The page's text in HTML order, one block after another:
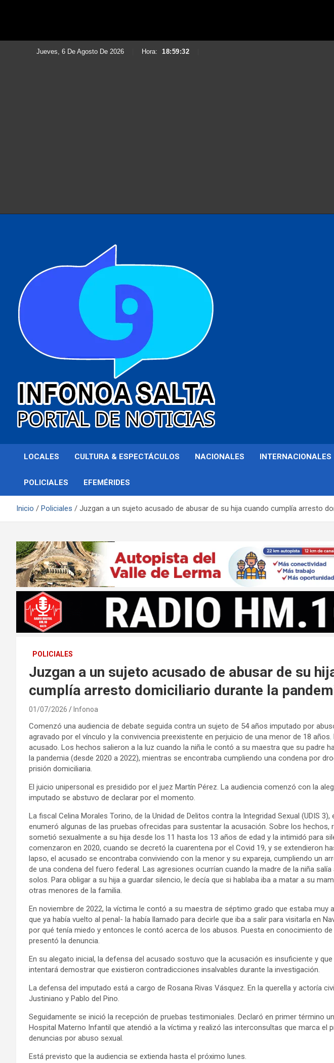
Jueves, 6 De Agosto De 2026 Hora: 18:59:34
Infonoa Salta
LOCALES CULTURA & ESPECTÁCULOS NACIONALES INTERNACIONALES
POLICIALES EFEMÉRIDES
Inicio Policiales Juzgan a un sujeto acusado de abusar de su hija cuando cumplía arresto
POLICIALES
Juzgan a un sujeto acusado de abusar de su
cumplía arresto domiciliario durante la
01/07/2026 Infonoa
Comenzó una audiencia de debate seguida contra un sujeto de 54 años imputado por
agravado por el vínculo y la convivencia preexistente en perjuicio de una menor de 18
acusado. Los hechos salieron a la luz cuando la niña le contó a su maestra que su padre
la pandemia (desde 2020 a 2022), mientras se encontraba cumpliendo una condena por
prisión domiciliaria.
El juicio unipersonal es presidido por el juez Martín Pérez. La audiencia comenzó con la
imputado se abstuvo de declarar por el momento.
La fiscal Celina Morales Torino, de la Unidad de Delitos contra la Integridad Sexual (UDIS
enumeró algunas de las pruebas ofrecidas para sustentar la acusación. Sobre los hechos,
sometió sexualmente a su hija desde los 11 hasta los 13 años de edad y la intimidó para
comenzaron en 2020, cuando se decretó la cuarentena por el Covid 19, y se extendieron
lapso, el acusado se encontraba conviviendo con la menor y su expareja, cumpliendo un
de una condena del fuero federal. Las agresiones ocurrían cuando la madre de la niña salía
solos. Para obligar a su hija a guardar silencio, le decía que si hablaba iba a matar a su
otras menores de la familia.
En noviembre de 2022, la víctima le contó a su maestra de séptimo grado que estaba muy
que ya había vuelto al penal- la había llamado para decirle que iba a salir para visitarla en
por qué tenía miedo y entonces le contó acerca de los abusos. Puesta en conocimiento
presentó la denuncia.
En su alegato inicial, la defensa del acusado sostuvo que la acusación es insuficiente y
intentará demostrar que existieron contradicciones insalvables durante la investigación.
La defensa del imputado está a cargo de Rosana Rivas Vásquez. En la querella y actoría
Justiniano y Pablo del Pino.
Seguidamente se inició la recepción de pruebas testimoniales. Declaró en primer término
Hospital Materno Infantil que atendió a la víctima y realizó las interconsultas que marca el
denuncias por abuso sexual.
Está previsto que la audiencia se extienda hasta el próximo lunes.